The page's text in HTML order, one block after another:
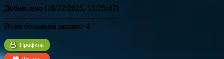
Добавлено (19/12/2025, 15:25:47)
---------------------------------------------
Всем большой привет 4